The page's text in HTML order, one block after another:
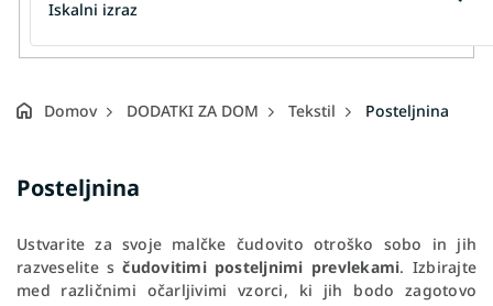
Domov DODATKI ZA DOM Tekstil Posteljnina
Posteljnina
Ustvarite za svoje malčke čudovito otroško sobo in jih
razveselite sčudovitimi posteljnimi prevlekami. Izbirajte
med različnimi očarljivimi vzorci, ki jih bodo zagotovo